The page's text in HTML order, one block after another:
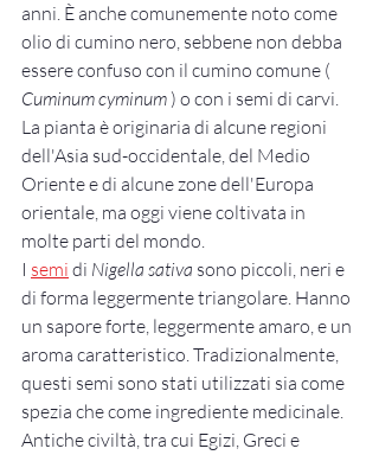
anni. È anche comunemente noto come
olio di cumino nero, sebbene non debba
essere confuso con il cumino comune (
Cuminum cyminum ) o con i semi di carvi.
La pianta è originaria di alcune regioni
dell'Asia sud-occidentale, del Medio
Oriente e di alcune zone dell'Europa
orientale, ma oggi viene coltivata in
molte parti del mondo.
I semi di Nigella sativa sono piccoli, neri e
di forma leggermente triangolare. Hanno
un sapore forte, leggermente amaro, e un
aroma caratteristico. Tradizionalmente,
questi semi sono stati utilizzati sia come
spezia che come ingrediente medicinale.
Antiche civiltà, tra cui Egizi, Greci e